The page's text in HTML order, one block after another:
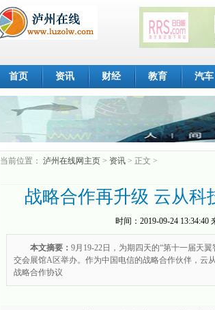
首页 资讯 财经 教育 汽车
当前位置： 泸州在线网主页 > 资讯 > 正文 >
战略合作再升级 云从
时间： 2019-09-24 13:34:40
本文摘要： 9月19-22日，为期四天的“第十一届天
交会展馆A区举办。作为中国电信的战略合作伙伴，云
战略合作协议